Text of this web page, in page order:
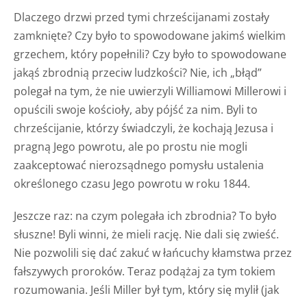
Dlaczego drzwi przed tymi chrześcijanami zostały
zamknięte? Czy było to spowodowane jakimś wielkim
grzechem, który popełnili? Czy było to spowodowane
jakąś zbrodnią przeciw ludzkości? Nie, ich „błąd”
polegał na tym, że nie uwierzyli Williamowi Millerowi i
opuścili swoje kościoły, aby pójść za nim. Byli to
chrześcijanie, którzy świadczyli, że kochają Jezusa i
pragną Jego powrotu, ale po prostu nie mogli
zaakceptować nierozsądnego pomysłu ustalenia
określonego czasu Jego powrotu w roku 1844.
Jeszcze raz: na czym polegała ich zbrodnia? To było
słuszne! Byli winni, że mieli rację. Nie dali się zwieść.
Nie pozwolili się dać zakuć w łańcuchy kłamstwa przez
fałszywych proroków. Teraz podążaj za tym tokiem
rozumowania. Jeśli Miller był tym, który się mylił (jak